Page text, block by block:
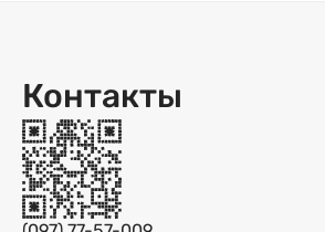
Контакты